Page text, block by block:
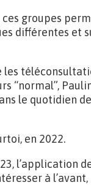
groupes
différentes et
les
“normal”,
le quotidien
en 2022.
l’application
à